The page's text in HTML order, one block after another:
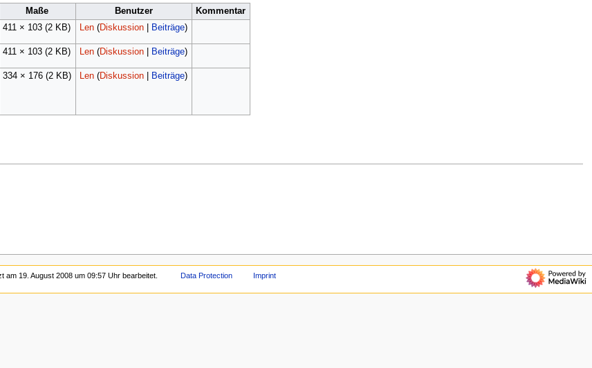
Maße Benutzer
Kommentar
411 × 103 (2 KB) Len (Diskussion| Beiträge)
411 × 103 (2 KB) Len (Diskussion| Beiträge)
334 × 176 (2 KB) Len (Diskussion| Beiträge)
am 19. August 2008 um 09:57 Uhr bearbeitet. Data Protection Imprint